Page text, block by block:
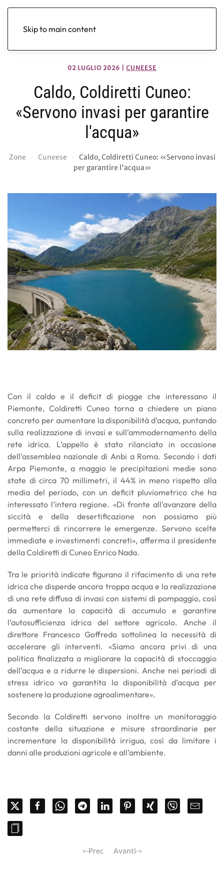
Skip to main content
02 LUGLIO 2026 CUNEESE
Caldo, Coldiretti Cuneo:
«Servono invasi per garantire
l'acqua»
Zone Cuneese
Caldo, Coldiretti Cuneo: «Servono invasi
per garantire l'acqua»
Con il caldo e il deficit di piogge che interessano il
Piemonte, Coldiretti Cuneo torna a chiedere un piano
concreto per aumentare la disponibilità d’acqua, puntando
sulla realizzazione di invasi e sull’ammodernamento della
rete idrica. L’appello è stato rilanciato in occasione
dell’assemblea nazionale di Anbi a Roma. Secondo i dati
Arpa Piemonte, a maggio le precipitazioni medie sono
state di circa 70 millimetri, il 44% in meno rispetto alla
media del periodo, con un deficit pluviometrico che ha
interessato l’intera regione. «Di fronte all’avanzare della
siccità e della desertificazione non possiamo più
permetterci di rincorrere le emergenze. Servono scelte
immediate e investimenti concreti», afferma il presidente
della Coldiretti di Cuneo Enrico Nada.
Tra le priorità indicate figurano il rifacimento di una rete
idrica che disperde ancora troppa acqua e la realizzazione
di una rete diffusa di invasi con sistemi di pompaggio, così
da aumentare la capacità di accumulo e garantire
l’autosufficienza idrica del settore agricolo. Anche il
direttore Francesco Goffredo sottolinea la necessità di
accelerare gli interventi. «Siamo ancora privi di una
politica finalizzata a migliorare la capacità di stoccaggio
dell’acqua e a ridurre le dispersioni. Anche nei periodi di
stress idrico va garantita la disponibilità d’acqua per
sostenere la produzione agroalimentare».
Secondo la Coldiretti servono inoltre un monitoraggio
costante della situazione e misure straordinarie per
incrementare la disponibilità irrigua, così da limitare i
danni alle produzioni agricole e all’ambiente.
Prec Avanti